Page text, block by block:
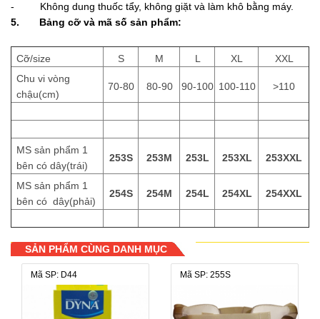
- Không dung thuốc tẩy, không giặt và làm khô bằng máy.
5. Bảng cỡ và mã số sản phẩm:
Cỡ/size S M L XL
XXL
Chu vi vòng
chậu(cm)
70-80 80-90 90-100 100-110 >110
MS sản phẩm 1
bên có dây(trái)
253S 253M 253L 253XL 253XXL
MS sản phẩm 1
bên có dây(phải)
254S 254M 254L 254XL 254XXL
SẢN PHẨM CÙNG DANH MỤC
Mã SP: D44 Mã SP: 255S